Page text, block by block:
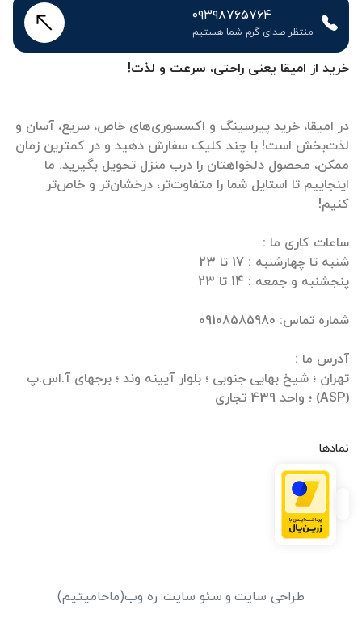
خرید از امیقا یعنی راحتی، سرعت و لذت!
در امیقا، خرید پیرسینگ و اکسسوری‌های خاص، سریع، آسان و
لذت‌بخش است! با چند کلیک سفارش دهید و در کمترین زمان
ممکن، محصول دلخواهتان را درب منزل تحویل بگیرید. ما
اینجاییم تا استایل شما را متفاوت‌تر، درخشان‌تر و خاص‌تر
تهران ؛ شیخ بهایی جنوبی ؛ بلوار آیینه وند ؛ برجهای آ.اس.پ
(ASP) ؛ واحد 439 تجاری
نمادها
۰۹۳۹۸۷۶۵۷۶۴
منتظر صدای گرم شما هستیم
طراحی سایت و سئو سایت: ره وب(ماحامیتیم)